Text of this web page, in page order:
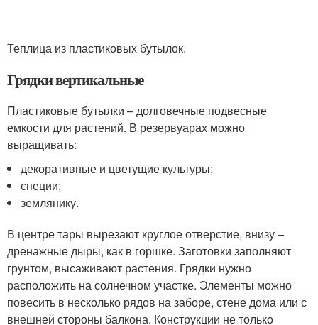
Теплица из пластиковых бутылок.
Грядки вертикальные
Пластиковые бутылки – долговечные подвесные
емкости для растений. В резервуарах можно
выращивать:
декоративные и цветущие культуры;
специи;
землянику.
В центре тары вырезают круглое отверстие, внизу –
дренажные дыры, как в горшке. Заготовки заполняют
грунтом, высаживают растения. Грядки нужно
расположить на солнечном участке. Элементы можно
повесить в несколько рядов на заборе, стене дома или с
внешней стороны балкона. Конструкции не только